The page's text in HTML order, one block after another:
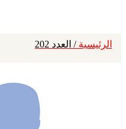
الرئيسية / العدد 202